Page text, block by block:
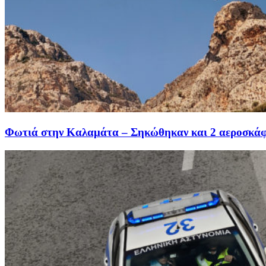
Φωτιά στην Καλαμάτα – Σηκώθηκαν και 2